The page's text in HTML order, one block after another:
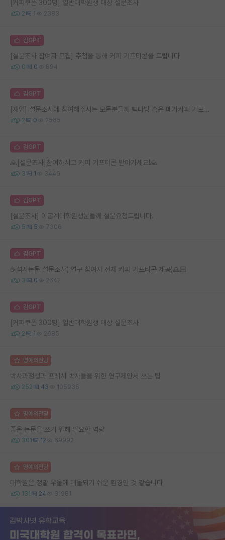
[커피쿠폰 300명] 일반대학원생 대상 설문조사
2 1 2383
김GPT
[설문조사 참여자 모집] 추첨을 통해 커피 기프티콘을 드립니다
0 0 894
김GPT
[재업] 설문조사에 참여해주시는 모든분들께 빽다방 혹은 메가커피 기프티콘을 보내드립니다!(대상:이공계열 대학원생)
2 0 2565
김GPT
🙏[설문조사]참여하시고 커피 기프티콘 받아가세요!🙏
3 1 3446
김GPT
[설문조사] 이공계대학원생분들께 설문요청드립니다.
5 5 7306
김GPT
☕️석사논문 설문조사( 연구 참여자 전체 커피 기프티콘 제공)🙏🏻
3 0 2642
김GPT
[커피쿠폰 300명] 일반대학원생 대상 설문조사
2 1 2685
명예의전당
박사과정생과 프레시 박사들을 위한 연구제안서 쓰는 팁
252 43 105935
명예의전당
좋은 논문을 쓰기 위해 필요한 역량
301 12 69992
명예의전당
대학원은 정말 우울에 매몰되기 쉬운 환경인 것 같습니다
131 24 31981